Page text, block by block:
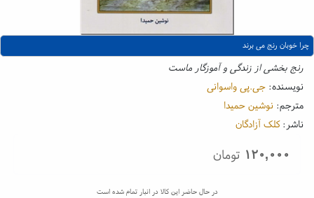
چرا خوبان رنج می برند
رنج بخشی از زندگی و آموزگار ماست
نویسنده: جی.پی واسوانی
مترجم: نوشین حمیدا
ناشر:کلک آزادگان
۱۲۰,۰۰۰ تومان
در حال حاضر این کالا در انبار تمام شده است